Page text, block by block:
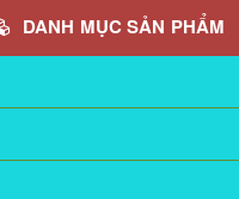
DANH MỤC SẢN PHẨM